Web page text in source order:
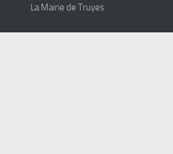
La Mairie de Truyes.